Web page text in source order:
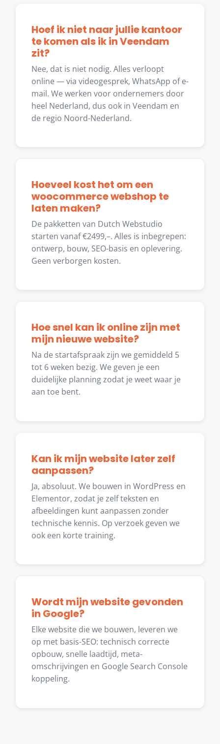
Hoef ik niet naar jullie kantoor
te komen als ik in Veendam
zit?
Nee, dat is niet nodig. Alles verloopt
online — via videogesprek, WhatsApp of e-
mail. We werken voor ondernemers door
heel Nederland, dus ook in Veendam en
de regio Noord-Nederland.
Hoeveel kost het om een
woocommerce webshop te
laten maken?
De pakketten van Dutch Webstudio
starten vanaf €2499,–. Alles is inbegrepen:
ontwerp, bouw, SEO-basis en oplevering.
Geen verborgen kosten.
Hoe snel kan ik online zijn met
mijn nieuwe website?
Na de startafspraak zijn we gemiddeld 5
tot 6 weken bezig. We geven je een
duidelijke planning zodat je weet waar je
aan toe bent.
Kan ik mijn website later zelf
aanpassen?
Ja, absoluut. We bouwen in WordPress en
Elementor, zodat je zelf teksten en
afbeeldingen kunt aanpassen zonder
technische kennis. Op verzoek geven we
ook een korte training.
Wordt mijn website gevonden
in Google?
Elke website die we bouwen, leveren we
op met basis-SEO: technisch correcte
opbouw, snelle laadtijd, meta-
omschrijvingen en Google Search Console
koppeling.